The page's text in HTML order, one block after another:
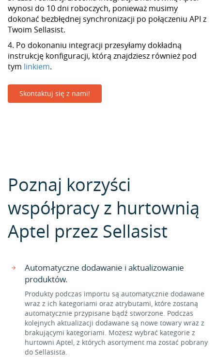
wynosi do 10 dni roboczych, ponieważ musimy
dokonać bezbłędnej synchronizacji po połączeniu API z
Twoim Sellasist.
4. Po dokonaniu integracji przesyłamy dokładną
instrukcję konfiguracji, którą znajdziesz również pod
tym linkiem.
Skontaktuj się z nami!
Poznaj korzyści
współpracy z hurtownią
Aptel przez Sellasist
Automatyczne dodawanie i aktualizowanie
produktów.
Produkty podczas importu są automatycznie dodawane
wraz z ich kategoriami oraz atrybutami, które zostaną
automatycznie przypisane bądź stworzone. Podczas
kolejnych aktualizacji dodawane są nowe towary wraz z
brakującymi kategoriami. Możesz wybrać kategorie z
hurtowni Aptel, z których asortyment ma zostać pobrany
do Sellasista.